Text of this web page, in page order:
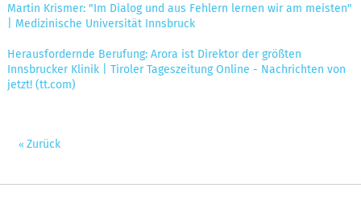
Martin Krismer: "Im Dialog und aus Fehlern lernen wir am meisten"
| Medizinische Universität Innsbruck
Herausfordernde Berufung: Arora ist Direktor der größten
Innsbrucker Klinik | Tiroler Tageszeitung Online - Nachrichten von
jetzt! (tt.com)
Zurück